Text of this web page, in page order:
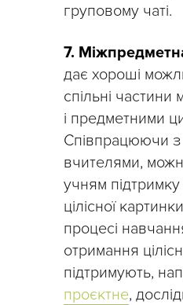
груповому чаті.
7.
дає хороші
спільні
і предметними
Співпрацюючи
вчителями,
учням
цілісної
процесі
отримання
підтримують,
проєктне,